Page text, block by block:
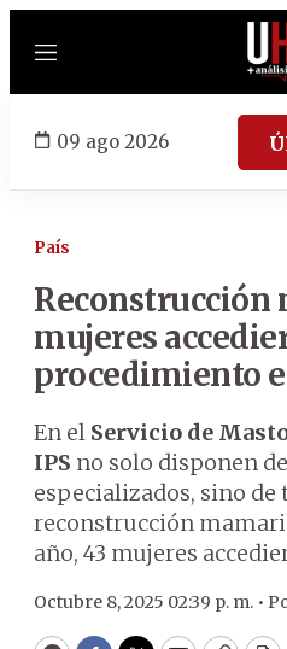
Menú
09 ago 2026
País
Reconstrucción
mujeres
procedimiento
En el Servicio de
IPS no solo disponen
especializados, sino
reconstrucción
año, 43 mujeres
Octubre 8, 2025 02:39 p. m. •